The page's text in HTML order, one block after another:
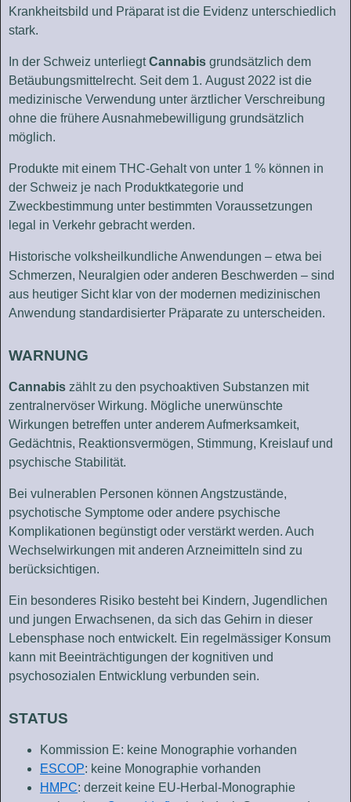
Krankheitsbild und Präparat ist die Evidenz unterschiedlich
stark.
In der Schweiz unterliegtCannabis grundsätzlich dem
Betäubungsmittelrecht. Seit dem 1. August 2022 ist die
medizinische Verwendung unter ärztlicher Verschreibung
ohne die frühere Ausnahmebewilligung grundsätzlich
möglich.
Produkte mit einem THC-Gehalt von unter 1 % können in
der Schweiz je nach Produktkategorie und
Zweckbestimmung unter bestimmten Voraussetzungen
legal in Verkehr gebracht werden.
Historische volksheilkundliche Anwendungen – etwa bei
Schmerzen, Neuralgien oder anderen Beschwerden – sind
aus heutiger Sicht klar von der modernen medizinischen
Anwendung standardisierter Präparate zu unterscheiden.
WARNUNG
Cannabis zählt zu den psychoaktiven Substanzen mit
zentralnervöser Wirkung. Mögliche unerwünschte
Wirkungen betreffen unter anderem Aufmerksamkeit,
Gedächtnis, Reaktionsvermögen, Stimmung, Kreislauf und
psychische Stabilität.
Bei vulnerablen Personen können Angstzustände,
psychotische Symptome oder andere psychische
Komplikationen begünstigt oder verstärkt werden. Auch
Wechselwirkungen mit anderen Arzneimitteln sind zu
berücksichtigen.
Ein besonderes Risiko besteht bei Kindern, Jugendlichen
und jungen Erwachsenen, da sich das Gehirn in dieser
Lebensphase noch entwickelt. Ein regelmässiger Konsum
kann mit Beeinträchtigungen der kognitiven und
psychosozialen Entwicklung verbunden sein.
STATUS
Kommission E: keine Monographie vorhanden
ESCOP: keine Monographie vorhanden
HMPC: derzeit keine EU-Herbal-Monographie